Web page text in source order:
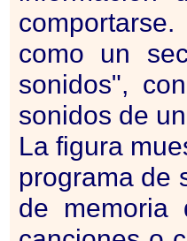
como un
sonidos",
sonidos de
La figura
programa de
de memoria